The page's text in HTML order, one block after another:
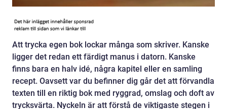
Att trycka egen bok lockar många som skriver. Kanske
ligger det redan ett färdigt manus i datorn. Kanske
finns bara en halv idé, några kapitel eller en samling
recept. Oavsett var du befinner dig går det att förvandla
texten till en riktig bok med ryggrad, omslag och doft av
trycksvärta. Nyckeln är att förstå de viktigaste stegen i